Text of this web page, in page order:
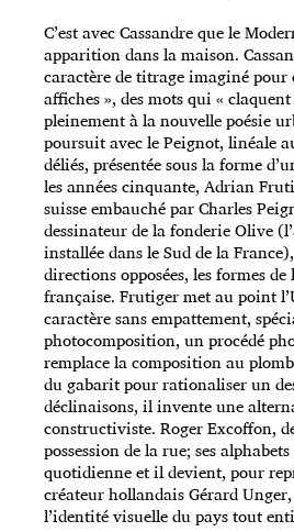
C’est avec Cassandre que le
apparition dans la maison.
caractère de titrage imaginé pour
affiches », des mots qui «
pleinement à la nouvelle poésie
poursuit avec le Peignot, linéale
déliés, présentée sous la forme
les années cinquante, Adrian
suisse embauché par Charles
dessinateur de la fonderie Olive
installée dans le Sud de la
directions opposées, les formes
française. Frutiger met au point
caractère sans empattement,
photocomposition, un procédé
remplace la composition au
du gabarit pour rationaliser un
déclinaisons, il invente une
constructiviste. Roger Excoffon,
possession de la rue; ses
quotidienne et il devient, pour
créateur hollandais Gérard Unger,
l’identité visuelle du pays tout